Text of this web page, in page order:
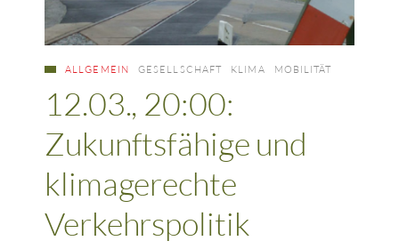
ALLGEMEIN GESELLSCHAFT KLIMA MOBILITÄT
12.03., 20:00:
Zukunftsfähige und
klimagerechte
Verkehrspolitik